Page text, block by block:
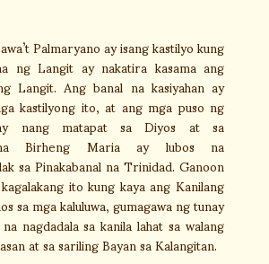
Palmaryano ay isang kastilyo kung
ng Langit ay nakatira kasama ang
Langit. Ang banal na kasiyahan ay
kastilyong ito, at ang mga puso ng
nang matapat sa Diyos at sa
Birheng Maria ay lubos na
sa Pinakabanal na Trinidad. Ganoon
ito kung kaya ang Kanilang
sa mga kaluluwa, gumagawa ng tunay
nagdadala sa kanila lahat sa walang
at sa sariling Bayan sa Kalangitan.